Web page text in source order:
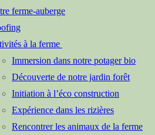
ferme-auberge
à la ferme
Immersion dans notre potager bio
Découverte de notre jardin forêt
Initiation à l’éco construction
Expérience dans les rizières
Rencontrer les animaux de la ferme